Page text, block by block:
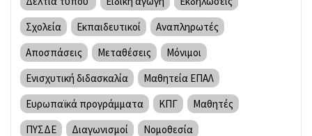
Σχολεία
Εκπαιδευτικοί
Αναπληρωτές
Αποσπάσεις
Μεταθέσεις
Μόνιμοι
Ενισχυτική διδασκαλία
Μαθητεία ΕΠΑΛ
Ευρωπαϊκά προγράμματα
ΚΠΓ
Μαθητές
ΠΥΣΔΕ
Διαγωνισμοί
Νομοθεσία